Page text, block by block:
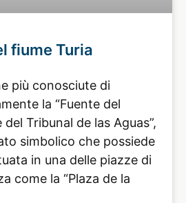
fiume Turia
più conosciute di
la “Fuente del
del Tribunal de las Aguas”,
simbolico che possiede
in una delle piazze di
come la “Plaza de la